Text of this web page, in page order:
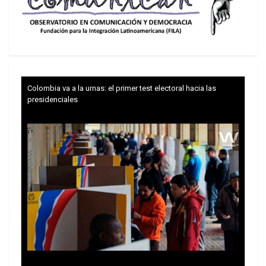
Arévalo envió una carta al Gobierno de Estados
Unidos para solicitar más apoyo en capacitación,
La petición coincide con una ofensiva significativa
de las autoridades guatemaltecas. Entre 2024 y
Colombia va a la urnas: el primer test electoral hacia las
presidenciales